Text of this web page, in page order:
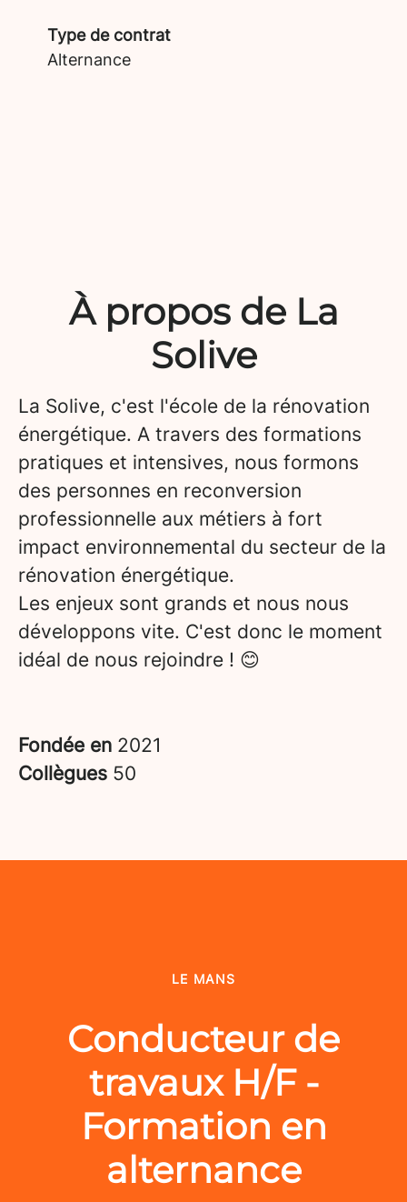
Type de contrat
Alternance
À propos de La
Solive
La Solive, c'est l'école de la rénovation
énergétique. A travers des formations
pratiques et intensives, nous formons
des personnes en reconversion
professionnelle aux métiers à fort
impact environnemental du secteur de la
rénovation énergétique.
Les enjeux sont grands et nous nous
développons vite. C'est donc le moment
idéal de nous rejoindre ! 😊
Fondée en 2021
Collègues 50
LE MANS
Conducteur de
travaux H/F -
Formation en
alternance